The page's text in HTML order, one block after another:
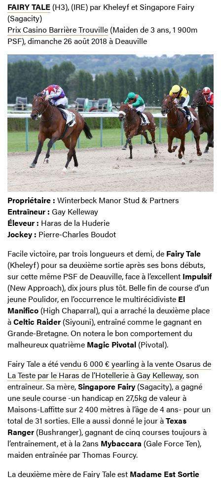
FAIRY TALE (H3), (IRE) par Kheleyf et Singapore Fairy
(Sagacity)
Prix Casino Barrière Trouville (Maiden de 3 ans, 1 900m
PSF), dimanche 26 août 2018 à Deauville
Propriétaire : Winterbeck Manor Stud & Partners
Entraîneur : Gay Kelleway
Éleveur : Haras de la Huderie
Jockey : Pierre-Charles Boudot
Facile victoire, par trois longueurs et demi, de Fairy Tale
(Kheleyf) pour sa deuxième sortie après ses bons débuts,
sur cette même PSF de Deauville, face à l’excellent Impulsif
(New Approach), dix jours plus tôt. Belle fin de course d’un
jeune Poulidor, en l’occurrence le multirécidiviste El
Manifico (High Chaparral), qui a arraché la deuxième place
àCeltic Raider (Siyouni), entraîné comme le gagnant en
Grande-Bretagne. On notera le bon comportement du
malheureux quatrième Magic Pivotal (Pivotal).
Fairy Tale a étévendu 6 000 € yearling à la vente Osarus de
La Teste par le Haras de l’Hotellerie à Gay Kelleway, son
entraîneur. Sa mère,Singapore Fairy (Sagacity), a gagné
une seule course -un handicap en 27,5kg de valeur à
Maisons-Laffitte sur 2 400 mètres à l’âge de 4 ans- pour un
total de 31 sorties. Elle a aussi donné le jour àTexas
Ranger (Bushranger), gagnant de cinq courses toujours à
l’entraînement, et à la 2ans Mybaccara (Gale Force Ten),
maiden entraînée par Thomas Fourcy.
La deuxième mère de Fairy Tale est Madame Est Sortie